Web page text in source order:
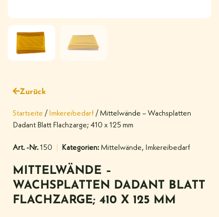
Zurück
Startseite / Imkereibedarf / Mittelwände – Wachsplatten
Dadant Blatt Flachzarge; 410 x 125 mm
Art. -Nr.150 Kategorien: Mittelwände, Imkereibedarf
MITTELWÄNDE –
WACHSPLATTEN DADANT BLATT
FLACHZARGE; 410 X 125 MM